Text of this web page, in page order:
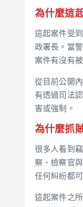
為什麼這
這起案件受
政署長。當
案件有沒有
從目前公開
有透過司法
害或強制。
為什麼抓
很多人看到
察、檢察官
任何糾紛都
這起案件之